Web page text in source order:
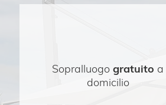
Sopralluogo gratuito a
domicilio